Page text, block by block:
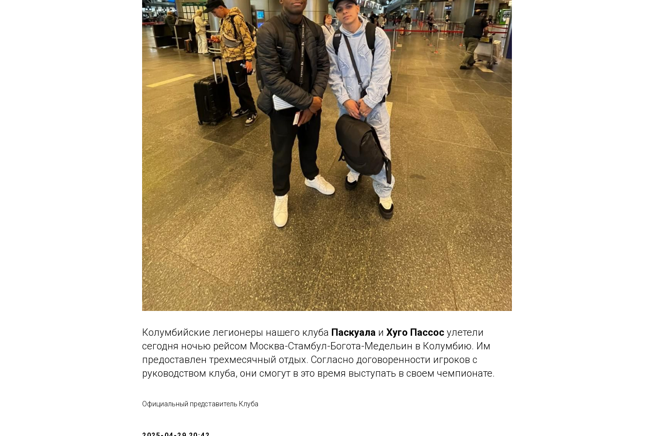
Колумбийские легионеры нашего клуба Паскуала и Хуго Пассос улетели
сегодня ночью рейсом Москва-Стамбул-Богота-Медельин в Колумбию. Им
предоставлен трехмесячный отдых. Согласно договоренности игроков с
руководством клуба, они смогут в это время выступать в своем чемпионате.
Официальный представитель Клуба